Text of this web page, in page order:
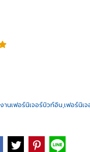
งานเฟอร์นิเจอร์บิวท์อิน,เฟอร์นิเ